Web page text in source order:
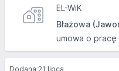
EL-WiK
Błażowa
umowa o pracę
Dodana 21 lipca